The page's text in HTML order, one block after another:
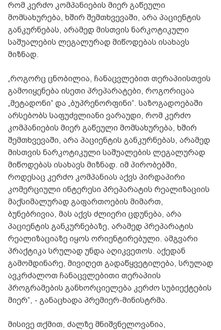
რომ კერძო კომპანიების მიერ გაწეული
მომსახურება, ხშირ შემთხვევაში, არა პაციენტის
განკურნებას, არამედ მისთვის ნარკოტიკული
საშუალების ლეგალურად მიწოდებას ისახავს
მიზნად.
„როგორც ცნობილია, ჩანაცვლებით თერაპიისთვის
გამოიყენება ისეთი პრეპარატები, როგორიცაა
„მეტადონი“ და „ბუპრენორფინი“. საზოგადოებაში
არსებობს საფუძვლიანი ვარაუდი, რომ კერძო
კომპანიების მიერ გაწეული მომსახურება, ხშირ
შემთხვევაში, არა პაციენტის განკურნებას, არამედ
მისთვის ნარკოტიკული საშუალების ლეგალურად
მიწოდებას ისახავს მიზნად. იმ პირობებში,
როდესაც კერძო კომპანიას აქვს პირდაპირი
კომერციული ინტერესი პრეპარატის რეალიზაციის
მაქსიმალურად გაფართოების მიმართ,
ბუნებრივია, მას აქვს ძლიერი ცდუნება, არა
პაციენტის განკურნებაზე, არამედ პრეპარატის
რეალიზაციაზე იყოს ორიენტირებული. ამგვარი
პრაქტიკა სრულად უნდა აღიკვეთოს. აქედან
გამომდინარე, მივიღეთ გადაწყვეტილება, სრულად
ავკრძალოთ ჩანაცვლებითი თერაპიის
პროგრამების განხორციელება კერძო სუბიექტების
მიერ“, - განაცხადა პრემიერ-მინისტრმა.
მისივე თქმით, ძალზე მნიშვნელოვანია,